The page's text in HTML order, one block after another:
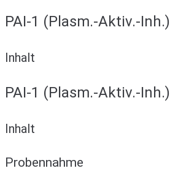
PAI-1 (Plasm.-Aktiv.-Inh.)
Inhalt
PAI-1 (Plasm.-Aktiv.-Inh.)
Inhalt
Probennahme